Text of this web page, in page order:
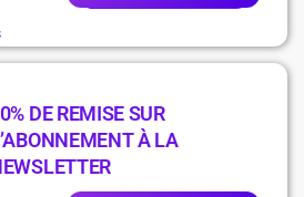
DE REMISE SUR
À LA